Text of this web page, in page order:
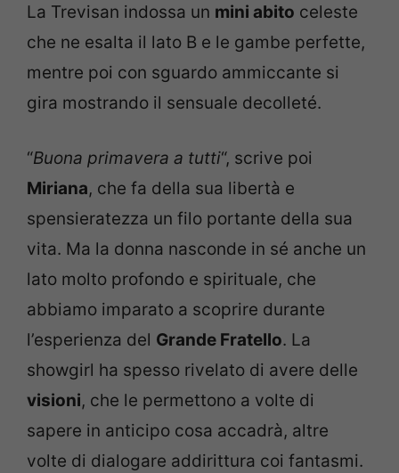
La Trevisan indossa un mini abito celeste
che ne esalta il lato B e le gambe perfette,
mentre poi con sguardo ammiccante si
gira mostrando il sensuale decolleté.
“Buona primavera a tutti“, scrive poi
Miriana, che fa della sua libertà e
spensieratezza un filo portante della sua
vita. Ma la donna nasconde in sé anche un
lato molto profondo e spirituale, che
abbiamo imparato a scoprire durante
l’esperienza del Grande Fratello. La
showgirl ha spesso rivelato di avere delle
visioni, che le permettono a volte di
sapere in anticipo cosa accadrà, altre
volte di dialogare addirittura coi fantasmi.